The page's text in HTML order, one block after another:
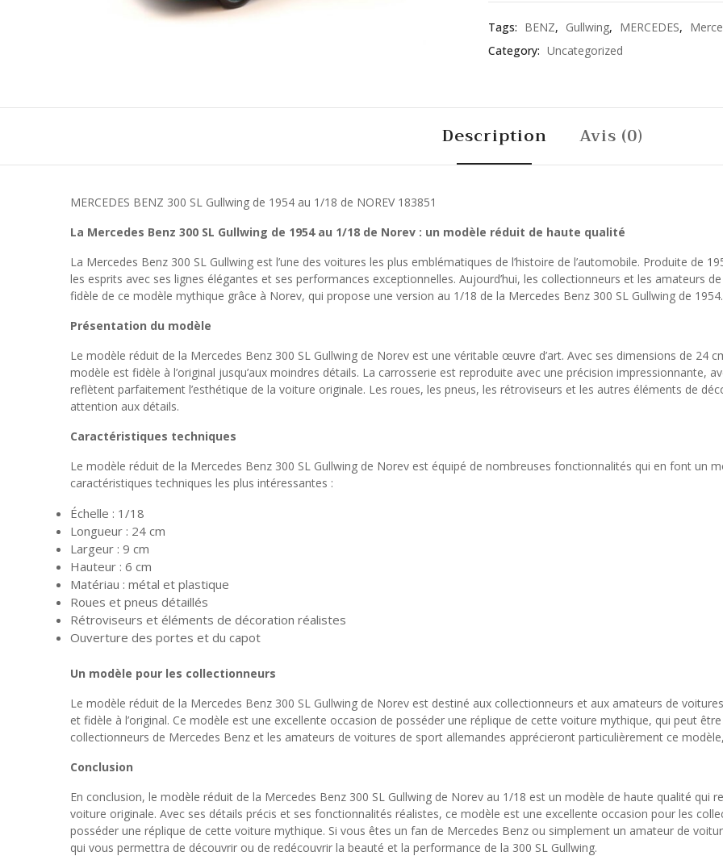
Tags: BENZ, Gullwing, MERCEDES,
Category: Uncategorized
Description Avis (0)
MERCEDES BENZ 300 SL Gullwing de 1954 au 1/18 de NOREV 183851
La Mercedes Benz 300 SL Gullwing de 1954 au 1/18 de Norev : un modèle réduit de haute qualité
La Mercedes Benz 300 SL Gullwing est l’une des voitures les plus emblématiques de l’histoire de l’automobile. Produite de
les esprits avec ses lignes élégantes et ses performances exceptionnelles. Aujourd’hui, les collectionneurs et les amateurs
fidèle de ce modèle mythique grâce à Norev, qui propose une version au 1/18 de la Mercedes Benz 300 SL Gullwing de 1954.
Présentation du modèle
Le modèle réduit de la Mercedes Benz 300 SL Gullwing de Norev est une véritable œuvre d’art. Avec ses dimensions de 24
modèle est fidèle à l’original jusqu’aux moindres détails. La carrosserie est reproduite avec une précision impressionnante,
reflètent parfaitement l’esthétique de la voiture originale. Les roues, les pneus, les rétroviseurs et les autres éléments de
attention aux détails.
Caractéristiques techniques
Le modèle réduit de la Mercedes Benz 300 SL Gullwing de Norev est équipé de nombreuses fonctionnalités qui en font un
caractéristiques techniques les plus intéressantes :
Échelle : 1/18
Longueur : 24 cm
Largeur : 9 cm
Hauteur : 6 cm
Matériau : métal et plastique
Roues et pneus détaillés
Rétroviseurs et éléments de décoration réalistes
Ouverture des portes et du capot
Un modèle pour les collectionneurs
Le modèle réduit de la Mercedes Benz 300 SL Gullwing de Norev est destiné aux collectionneurs et aux amateurs de
et fidèle à l’original. Ce modèle est une excellente occasion de posséder une réplique de cette voiture mythique, qui peut
collectionneurs de Mercedes Benz et les amateurs de voitures de sport allemandes apprécieront particulièrement ce
Conclusion
En conclusion, le modèle réduit de la Mercedes Benz 300 SL Gullwing de Norev au 1/18 est un modèle de haute qualité qui
voiture originale. Avec ses détails précis et ses fonctionnalités réalistes, ce modèle est une excellente occasion pour les
posséder une réplique de cette voiture mythique. Si vous êtes un fan de Mercedes Benz ou simplement un amateur de
qui vous permettra de découvrir ou de redécouvrir la beauté et la performance de la 300 SL Gullwing.